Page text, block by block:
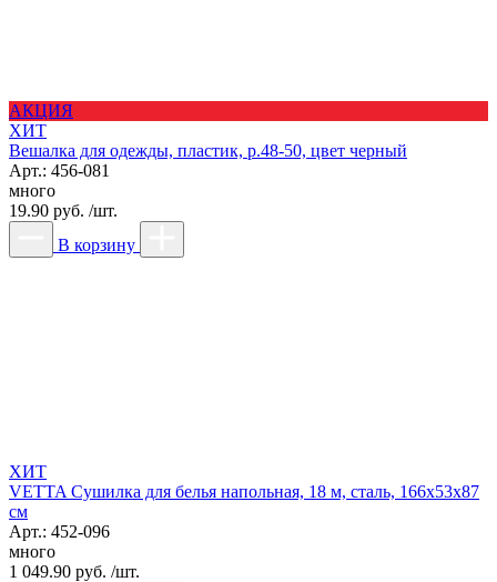
АКЦИЯ
ХИТ
Вешалка для одежды, пластик, р.48-50, цвет черный
Арт.: 456-081
много
19.90 руб. /шт.
В корзину
ХИТ
VETTA Сушилка для белья напольная, 18 м, сталь, 166х53х87
см
Арт.: 452-096
много
1 049.90 руб. /шт.